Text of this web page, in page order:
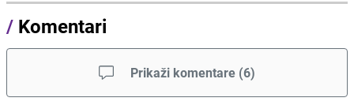
/ Komentari
Prikaži komentare (6)